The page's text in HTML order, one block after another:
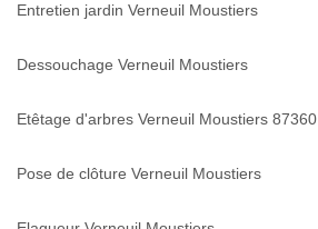
Entretien jardin Verneuil Moustiers
Dessouchage Verneuil Moustiers
Etêtage d'arbres Verneuil Moustiers 87360
Pose de clôture Verneuil Moustiers